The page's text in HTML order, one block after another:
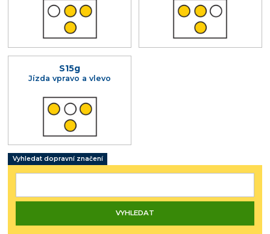
S15g
Jízda vpravo a vlevo
Vyhledat dopravní značení